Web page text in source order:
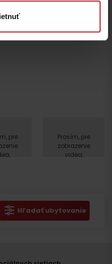
pre
Prosím, pre
zobrazenie
videa,
Hľadať ubytovanie